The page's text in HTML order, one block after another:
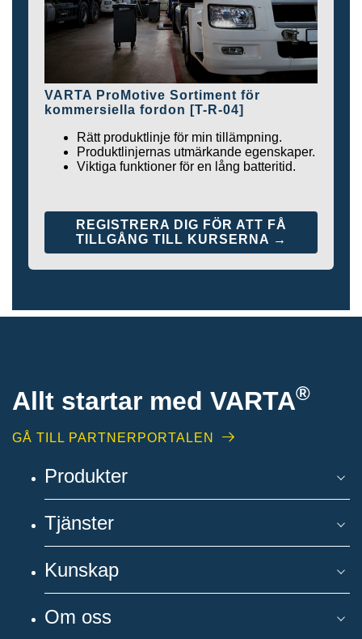
VARTA ProMotive Sortiment för
kommersiella fordon [T-R-04]
Rätt produktlinje för min tillämpning.
Produktlinjernas utmärkande egenskaper.
Viktiga funktioner för en lång batteritid.
REGISTRERA DIG FÖR ATT FÅ
TILLGÅNG TILL KURSERNA →
Allt startar med VARTA®
GÅ TILL PARTNERPORTALEN
Produkter
Tjänster
Kunskap
Om oss